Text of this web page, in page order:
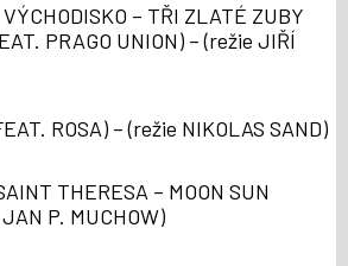
– TŘI ZLATÉ ZUBY
PRAGO UNION) – (režie JIŘÍ
ROSA) – (režie NIKOLAS SAND)
THERESA – MOON SUN
P. MUCHOW)